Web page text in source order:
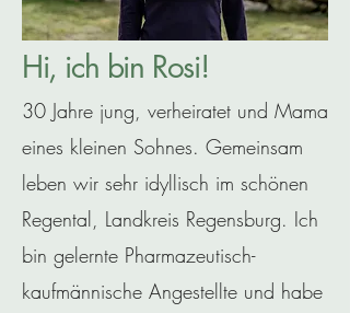
Hi, ich bin Rosi!
30 Jahre jung, verheiratet und Mama
eines kleinen Sohnes. Gemeinsam
leben wir sehr idyllisch im schönen
Regental, Landkreis Regensburg. Ich
bin gelernte Pharmazeutisch-
kaufmännische Angestellte und habe